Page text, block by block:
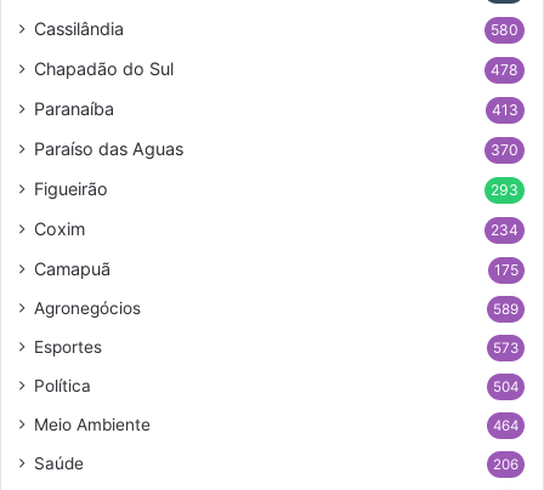
Cassilândia 580
Chapadão do Sul 478
Paranaíba 413
Paraíso das Aguas 370
Figueirão 293
Coxim 234
Camapuã 175
Agronegócios 589
Esportes 573
Política 504
Meio Ambiente 464
Saúde 206